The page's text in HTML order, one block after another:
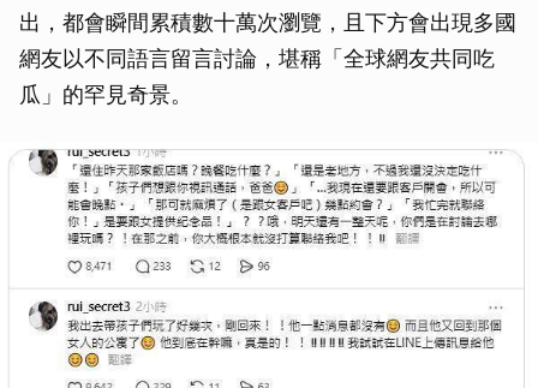
出，都會瞬間累積數十萬次瀏覽，且下方會出現多國
網友以不同語言留言討論，堪稱「全球網友共同吃
瓜」的罕見奇景。